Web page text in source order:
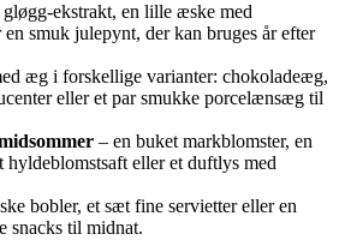
ekstrakt, en lille æske med
smuk julepynt, der kan bruges år efter
æg i forskellige varianter: chokoladeæg,
eller et par smukke porcelænsæg til
– en buket markblomster, en
hyldeblomstsaft eller et duftlys med
bobler, et sæt fine servietter eller en
snacks til midnat.